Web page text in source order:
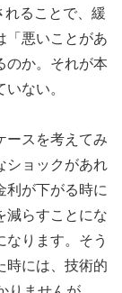
れることで、緩
「悪いことがあ
のか。それが本
ない。
ースを考えてみ
ショックがあれ
利が下がる時に
減らすことにな
なります。そう
時には、技術的